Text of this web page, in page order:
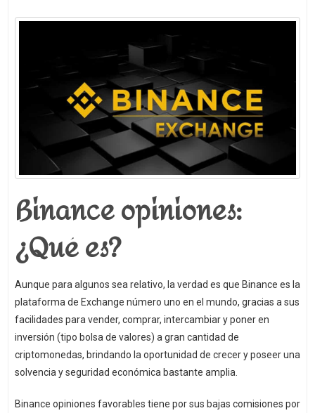
Binance opiniones:
¿Qué es?
Aunque para algunos sea relativo, la verdad es que Binance es la
plataforma de Exchange número uno en el mundo, gracias a sus
facilidades para vender, comprar, intercambiar y poner en
inversión (tipo bolsa de valores) a gran cantidad de
criptomonedas, brindando la oportunidad de crecer y poseer una
solvencia y seguridad económica bastante amplia.
Binance opiniones favorables tiene por sus bajas comisiones por